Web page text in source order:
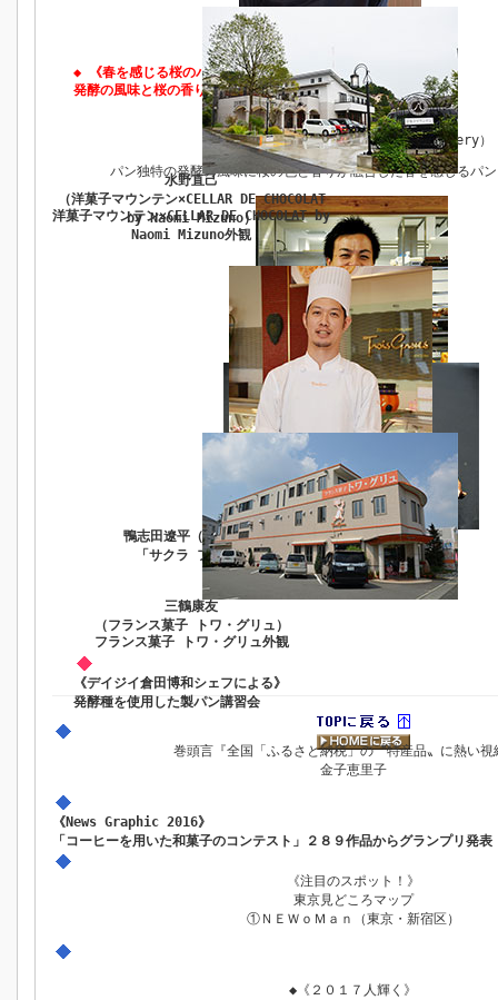
◆ 《春を感じる桜のパン》
発酵の風味と桜の香りのパン
制作・協力＝鴨志田遼平（Kamo bakery）
パン独特の発酵の風味に桜の色と香りが融合した春を感じるパ
鴨志田遼平（Kamo bakery）
「サクラ フランスパン」
《デイジイ倉田博和シェフによる》
発酵種を使用した製パン講習会
水野直己
（洋菓子マウンテン×CELLAR DE CHOCOLAT
by Naomi Mizuno）
洋菓子マウンテン×CELLAR DE CHOCOLAT by
Naomi Mizuno外観
三鶴康友
（フランス菓子 トワ・グリュ）
フランス菓子 トワ・グリュ外観
巻頭言『全国「ふるさと納税」の〝特産品〟に熱い視
金子恵里子
《News Graphic 2016》
「コーヒーを用いた和菓子のコンテスト」２８９作品からグランプリ発
《注目のスポット！》
東京見どころマップ
①ＮＥＷｏＭａｎ（東京・新宿区）
◆《２０１７人輝く》